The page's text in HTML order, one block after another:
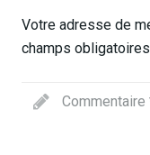
Votre adresse de
champs